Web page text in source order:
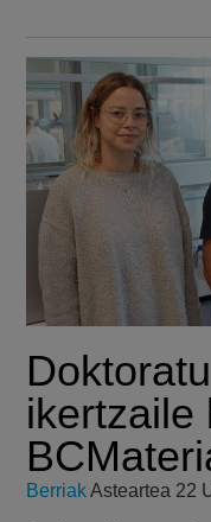
ikertzaile
BerriakAsteartea 22